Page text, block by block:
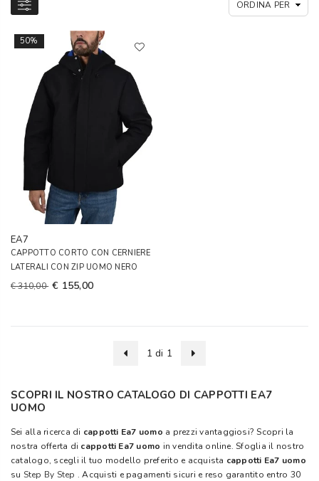
50%
EA7
CAPPOTTO CORTO CON CERNIERE
LATERALI CON ZIP UOMO NERO
€ 310,00 € 155,00
1 di 1
SCOPRI IL NOSTRO CATALOGO DI CAPPOTTI EA7
UOMO
Sei alla ricerca di cappotti Ea7 uomo a prezzi vantaggiosi? Scopri la
nostra offerta di cappotti Ea7 uomo in vendita online. Sfoglia il nostro
catalogo, scegli il tuo modello preferito e acquista cappotti Ea7 uomo
su Step By Step . Acquisti e pagamenti sicuri e reso garantito entro 30